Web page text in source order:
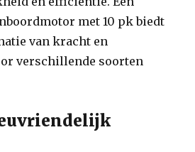
met 10 pk biedt
van kracht en
verschillende soorten